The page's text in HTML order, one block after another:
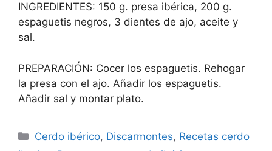
INGREDIENTES: 150 g. presa ibérica, 200 g.
espaguetis negros, 3 dientes de ajo, aceite y
sal.
PREPARACIÓN: Cocer los espaguetis. Rehogar
la presa con el ajo. Añadir los espaguetis.
Añadir sal y montar plato.
Cerdo ibérico, Discarmontes, Recetas cerdo